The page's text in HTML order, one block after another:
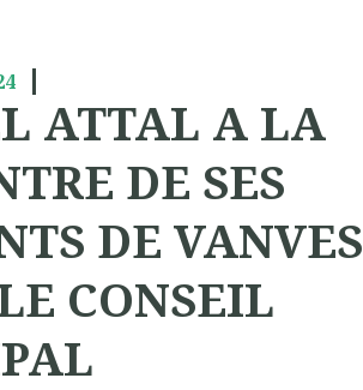
ATTAL A LA
DE SES
DE VANVES
CONSEIL